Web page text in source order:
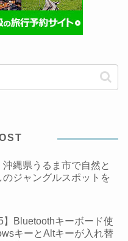
沖縄県うるま市で自然と
ジャングルスポットを
】Bluetoothキーボード使
キーとAltキーが入れ替